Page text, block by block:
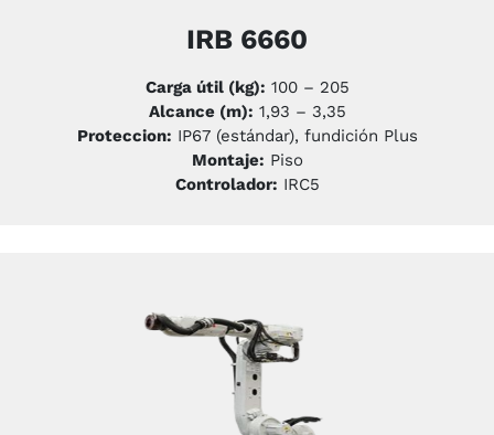
IRB 6660
Carga útil (kg): 100 – 205
Alcance (m): 1,93 – 3,35
Proteccion: IP67 (estándar), fundición Plus
Montaje: Piso
Controlador: IRC5